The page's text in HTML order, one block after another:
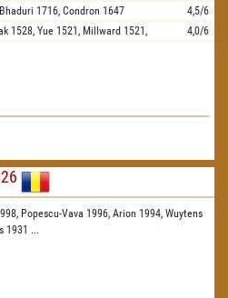
Bhaduri 1716, Condron 1647
4,5/6
1528, Yue 1521, Millward 1521, 4,0/6
Popescu-Vava 1996, Arion 1994, Wuytens
1931 ...